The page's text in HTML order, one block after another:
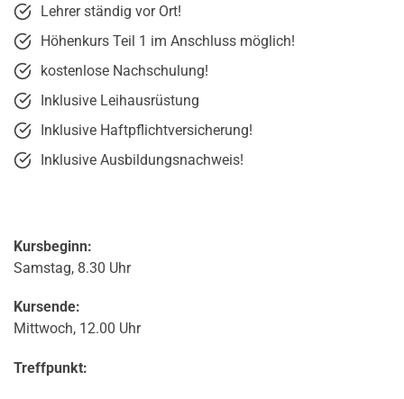
Lehrer ständig vor Ort!
Höhenkurs Teil 1 im Anschluss möglich!
kostenlose Nachschulung!
Inklusive Leihausrüstung
Inklusive Haftpflichtversicherung!
Inklusive Ausbildungsnachweis!
Kursbeginn:
Samstag, 8.30 Uhr
Kursende:
Mittwoch, 12.00 Uhr
Treffpunkt: